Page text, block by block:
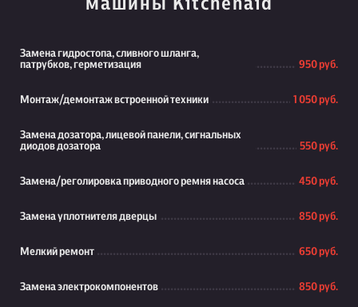
машины Kitchenaid
Замена гидростопа, сливного шланга,
патрубков, герметизация
950 руб.
Монтаж/демонтаж встроенной техники 1 050 руб.
Замена дозатора, лицевой панели, сигнальных
диодов дозатора
550 руб.
Замена/реголировка приводного ремня насоса 450 руб.
Замена уплотнителя дверцы 850 руб.
Мелкий ремонт 650 руб.
Замена электрокомпонентов 850 руб.